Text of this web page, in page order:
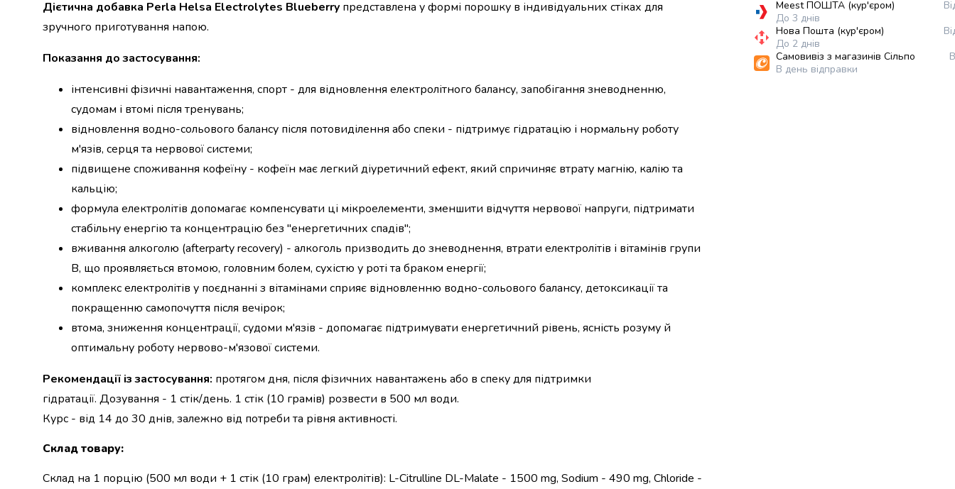
набори
алкоголю
Бакалія
Олія
Сухі
сніданки
Їжа
приготування
Спеції
та
приправи
Цукор
Все
для
випічки
Приправа
перець
Кухонна
сіль
Оцет
для
Дієтична добавка Perla Helsa Electrolytes Blueberry представлена у формі порошку в індивідуальних стіках для
зручного приготування напою.
Показання до застосування:
інтенсивні фізичні навантаження, спорт - для відновлення електролітного балансу, запобігання зневодненню,
судомам і втомі після тренувань;
відновлення водно-сольового балансу після потовиділення або спеки - підтримує гідратацію і нормальну роботу
м'язів, серця та нервової системи;
підвищене споживання кофеїну - кофеїн має легкий діуретичний ефект, який спричиняє втрату магнію, калію та
кальцію;
формула електролітів допомагає компенсувати ці мікроелементи, зменшити відчуття нервової напруги, підтримати
стабільну енергію та концентрацію без "енергетичних спадів";
вживання алкоголю (afterparty recovery) - алкоголь призводить до зневоднення, втрати електролітів і вітамінів групи
B, що проявляється втомою, головним болем, сухістю у роті та браком енергії;
комплекс електролітів у поєднанні з вітамінами сприяє відновленню водно-сольового балансу, детоксикації та
покращенню самопочуття після вечірок;
втома, зниження концентрації, судоми м'язів - допомагає підтримувати енергетичний рівень, ясність розуму й
оптимальну роботу нервово-м'язової системи.
Рекомендації із застосування: протягом дня, після фізичних навантажень або в спеку для підтримки
гідратації. Дозування - 1 стік/день. 1 стік (10 грамів) розвести в 500 мл води.
Курс - від 14 до 30 днів, залежно від потреби та рівня активності.
Склад товару:
Склад на 1 порцію (500 мл води + 1 стік (10 грам) електролітів): L-Citrulline DL-Malate - 1500 mg, Sodium - 490 mg, Chloride -
Meest ПОШТА (кур'єром)
До 3 днів
Нова Пошта (кур'єром)
До 2 днів
Самовивіз з магазинів Сільпо
В день відправки